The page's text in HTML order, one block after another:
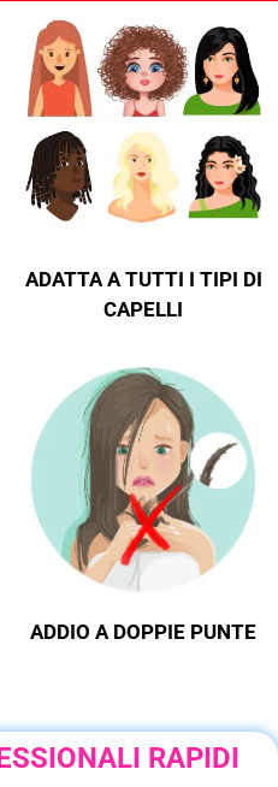
ADATTA A TUTTI I TIPI DI
CAPELLI
ADDIO A DOPPIE PUNTE
RAPIDI